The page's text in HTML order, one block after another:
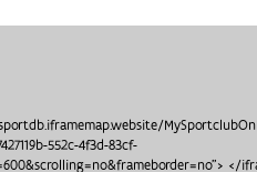
552c-4f3d-83cf-
</